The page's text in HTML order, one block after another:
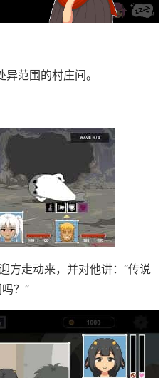
范围的村庄间。
方走动来，并对他讲：“传说
？”